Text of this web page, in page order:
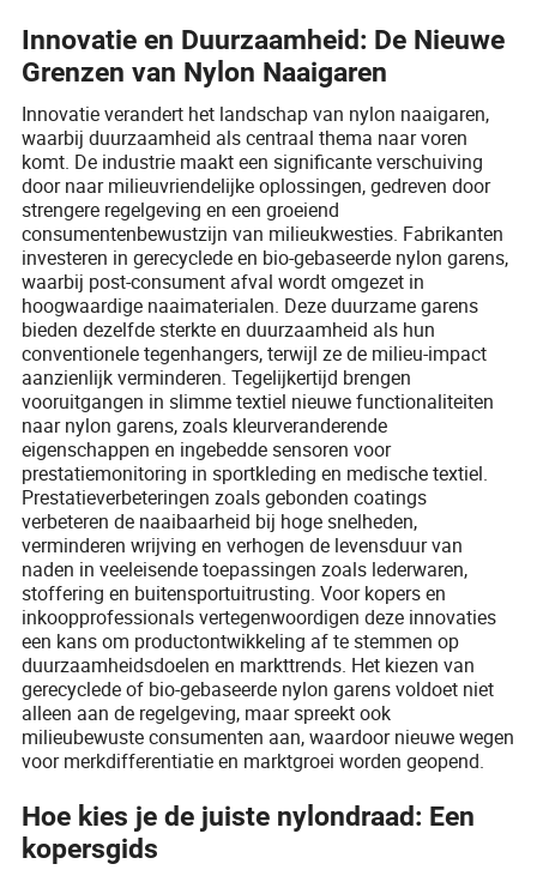
Innovatie en Duurzaamheid: De Nieuwe
Grenzen van Nylon Naaigaren
Innovatie verandert het landschap van nylon naaigaren,
waarbij duurzaamheid als centraal thema naar voren
komt. De industrie maakt een significante verschuiving
door naar milieuvriendelijke oplossingen, gedreven door
strengere regelgeving en een groeiend
consumentenbewustzijn van milieukwesties. Fabrikanten
investeren in gerecyclede en bio-gebaseerde nylon garens,
waarbij post-consument afval wordt omgezet in
hoogwaardige naaimaterialen. Deze duurzame garens
bieden dezelfde sterkte en duurzaamheid als hun
conventionele tegenhangers, terwijl ze de milieu-impact
aanzienlijk verminderen. Tegelijkertijd brengen
vooruitgangen in slimme textiel nieuwe functionaliteiten
naar nylon garens, zoals kleurveranderende
eigenschappen en ingebedde sensoren voor
prestatiemonitoring in sportkleding en medische textiel.
Prestatieverbeteringen zoals gebonden coatings
verbeteren de naaibaarheid bij hoge snelheden,
verminderen wrijving en verhogen de levensduur van
naden in veeleisende toepassingen zoals lederwaren,
stoffering en buitensportuitrusting. Voor kopers en
inkoopprofessionals vertegenwoordigen deze innovaties
een kans om productontwikkeling af te stemmen op
duurzaamheidsdoelen en markttrends. Het kiezen van
gerecyclede of bio-gebaseerde nylon garens voldoet niet
alleen aan de regelgeving, maar spreekt ook
milieubewuste consumenten aan, waardoor nieuwe wegen
voor merkdifferentiatie en marktgroei worden geopend.
Hoe kies je de juiste nylondraad: Een
kopersgids